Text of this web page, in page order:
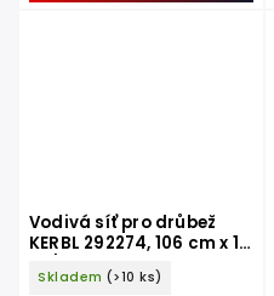
Vodivá síť pro drůbež
KERBL 292274, 106 cm x 15
m / 2 hroty
Skladem (>10 ks)